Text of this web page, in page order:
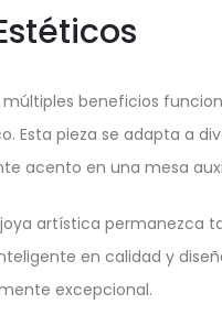
beneficios
pieza se adapta a
acento en una mesa
artística permanezca
en calidad y
excepcional.